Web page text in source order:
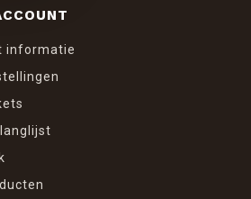
informatie